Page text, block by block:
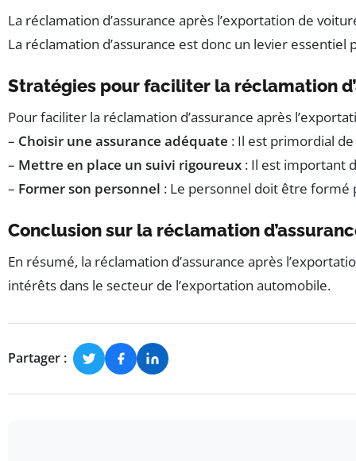
La réclamation d’assurance après l’exportation de
La réclamation d’assurance est donc un levier
Stratégies pour faciliter la réclamation
Pour faciliter la réclamation d’assurance après
– Choisir une assurance adéquate : Il est primordial
– Mettre en place un suivi rigoureux : Il est important
– Former son personnel : Le personnel doit être formé
Conclusion sur la réclamation
En résumé, la réclamation d’assurance après
intérêts dans le secteur de l’exportation automobile.
Partager :